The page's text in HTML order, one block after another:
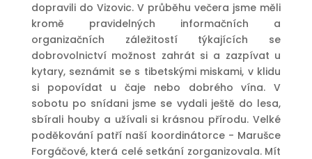
dopravili do Vizovic. V průběhu večera jsme měli
kromě pravidelných informačních a
organizačních záležitostí týkajících se
dobrovolnictví možnost zahrát si a zazpívat u
kytary, seznámit se s tibetskými miskami, v klidu
si popovídat u čaje nebo dobrého vína. V
sobotu po snídani jsme se vydali ještě do lesa,
sbírali houby a užívali si krásnou přírodu. Velké
poděkování patří naší koordinátorce - Marušce
Forgáčové, která celé setkání zorganizovala. Mít